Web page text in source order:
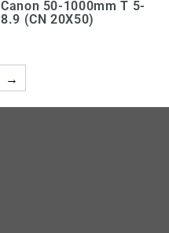
Canon 50-1000mm T 5-
8.9 (CN 20X50)
→